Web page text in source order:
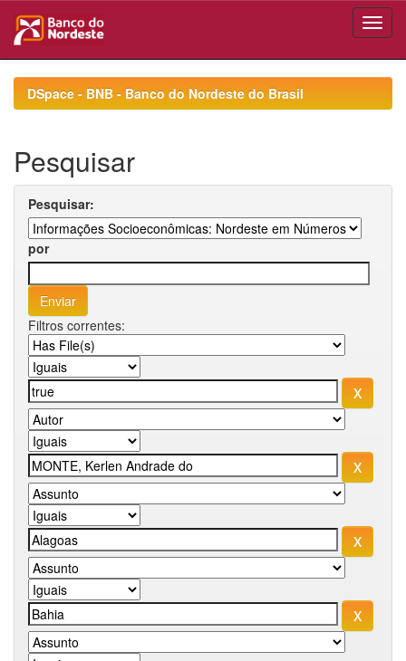
navigationDSpace - BNB - Banco do Nordeste do Brasil
Pesquisar
Pesquisar:
por
Filtros correntes: